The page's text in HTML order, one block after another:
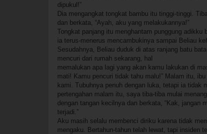
dipukul!”
Dia mengangkat tongkat bambu itu tinggi-tinggi.
dan berkata, “Ayah, aku yang melakukannya!”
Tongkat panjang itu menghantam punggung adikku
ia terus-menerus mencambukinya sampai Beliau
Sesudahnya, Beliau duduk di atas ranjang batu
mencuri dari rumah sekarang, hal
memalukan apa lagi yang akan kamu lakukan di
mati! Kamu pencuri tidak tahu malu!” Malam itu,
kami. Tubuhnya penuh dengan luka, tetapi ia tidak
pertengahan malam itu, saya tiba-tiba mulai
dengan tangan kecilnya dan berkata, “Kak, jangan
terjadi.”
Aku masih selalu membenci diriku karena tidak
mengaku. Bertahun-tahun telah lewat, tapi insiden